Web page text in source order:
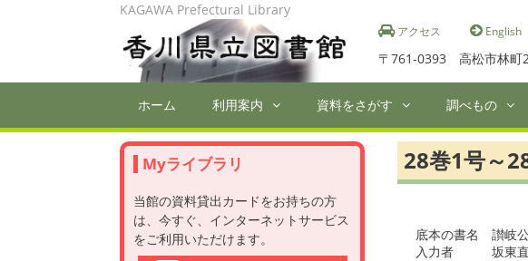
アクセス English
〒761-0393 高松市林
KAGAWA Prefectural Library
ホーム 利用案内 資料をさがす 調べもの
28巻1号～
底本の書名　讃岐
入力者　　　坂東
Myライブラリ
当館の資料貸出カードをお持ちの方
は、今すぐ、インターネットサービス
をご利用いただけます。